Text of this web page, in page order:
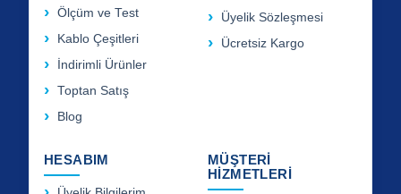
Ölçüm ve Test
Kablo Çeşitleri
İndirimli Ürünler
Toptan Satış
Blog
Üyelik Sözleşmesi
Ücretsiz Kargo
HESABIM
MÜŞTERİ
HİZMETLERİ